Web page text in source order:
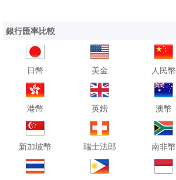
銀行匯率比較
日幣 美金 人民幣
港幣 英鎊 澳幣
新加坡幣 瑞士法郎 南非幣